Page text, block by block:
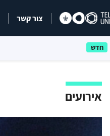
צור קשר
אירועים